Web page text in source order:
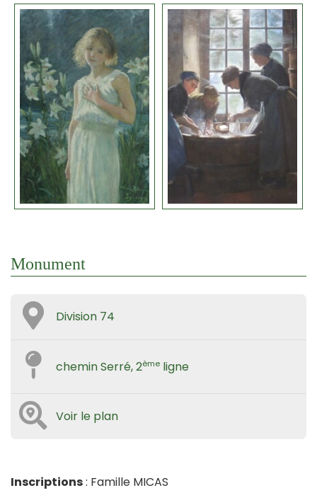
Monument
Division 74
chemin Serré, 2ème ligne
Voir le plan
Inscriptions: Famille MICAS